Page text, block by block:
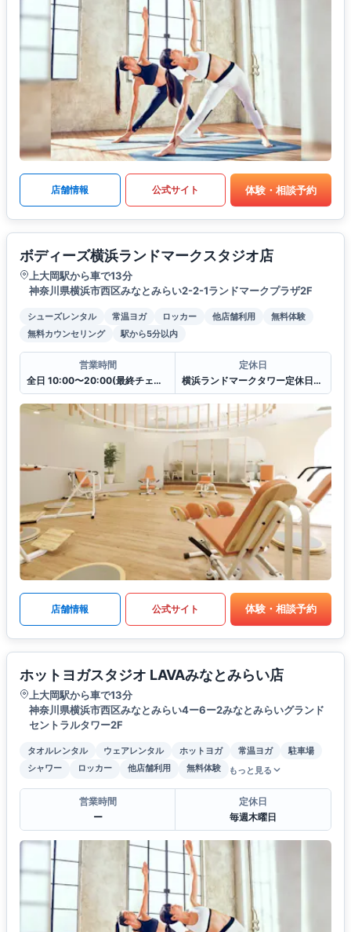
店舗情報 公式サイト 体験・相談予約
ボディーズ横浜ランドマークスタジオ店
上大岡駅から車で13分
神奈川県横浜市西区みなとみらい2-2-1ランドマークプラザ2F
シューズレンタル 常温ヨガ ロッカー 他店舗利用
無料体験
無料カウンセリング
駅から5分以内
営業時間
全日 10:00〜20:00(最終チェックイン19:30)
定休日
横浜ランドマークタワー定休日に準ずる
店舗情報 公式サイト 体験・相談予約
ホットヨガスタジオ LAVAみなとみらい店
上大岡駅から車で13分
神奈川県横浜市西区みなとみらい4ー6ー2みなとみらいグランド
セントラルタワー2F
タオルレンタル ウェアレンタル ホットヨガ 常温ヨガ
駐車場
シャワー
ロッカー 他店舗利用 無料体験 もっと見る
営業時間
ー
定休日
毎週木曜日